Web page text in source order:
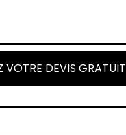
VOTRE DEVIS GRATUIT